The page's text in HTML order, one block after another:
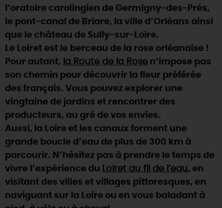
CE WEEK-END
CETTE SEMAINE
TOUT L'AGENDA
l’oratoire carolingien de Germigny-des-Prés,
le pont-canal de Briare, la ville d’Orléans ainsi
que le château de Sully-sur-Loire.
Le Loiret est le berceau de la rose orléanaise !
Pour autant, la Route de la Rose n’impose pas
son chemin pour découvrir la fleur préférée
des français. Vous pouvez explorer une
vingtaine de jardins et rencontrer des
producteurs, au gré de vos envies.
Aussi, la Loire et les canaux forment une
grande boucle d’eau de plus de 300 km à
parcourir. N’hésitez pas à prendre le temps de
vivre l’expérience du Loiret au fil de l’eau, en
visitant des villes et villages pittoresques, en
naviguant sur la Loire ou en vous baladant à